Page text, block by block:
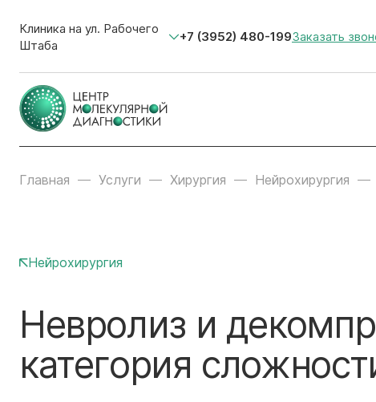
Клиника на ул. Рабочего
Штаба
+7 (3952) 480-199Заказать
Главная Услуги Хирургия Нейрохирургия
Нейрохирургия
Невролиз и
категория